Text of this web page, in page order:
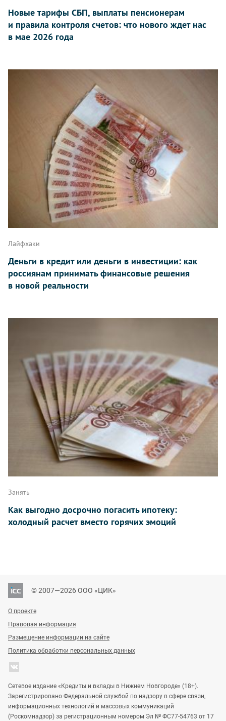
Новые тарифы СБП, выплаты пенсионерам
и правила контроля счетов: что нового ждет нас
в мае 2026 года
Лайфхаки
Деньги в кредит или деньги в инвестиции: как
россиянам принимать финансовые решения
в новой реальности
Занять
Как выгодно досрочно погасить ипотеку:
холодный расчет вместо горячих эмоций
© 2007—2026 ООО «ЦИК»
О проекте
Правовая информация
Размещение информации на сайте
Политика обработки персональных данных
Сетевое издание «Кредиты и вклады в Нижнем Новгороде» (18+).
Зарегистрировано Федеральной службой по надзору в сфере связи,
информационных технологий и массовых коммуникаций
(Роскомнадзор) за регистрационным номером Эл № ФС77-54763 от 17